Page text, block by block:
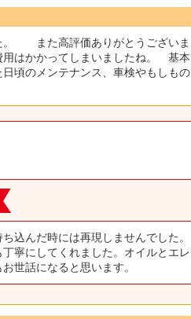
。 また高評価ありがとうございま
はかかってしまいましたね。 基本
頃のメンテナンス、車検やもしもの
込んだ時には再現しませんでした。
寧にしてくれました。オイルとエレ
世話になると思います。